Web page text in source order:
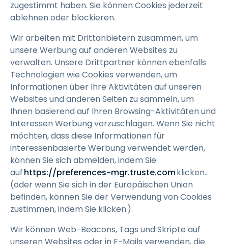
zugestimmt haben. Sie können Cookies jederzeit
ablehnen oder blockieren.
Wir arbeiten mit Drittanbietern zusammen, um
unsere Werbung auf anderen Websites zu
verwalten. Unsere Drittpartner können ebenfalls
Technologien wie Cookies verwenden, um
Informationen über Ihre Aktivitäten auf unseren
Websites und anderen Seiten zu sammeln, um
Ihnen basierend auf Ihren Browsing-Aktivitäten und
Interessen Werbung vorzuschlagen. Wenn Sie nicht
möchten, dass diese Informationen für
interessenbasierte Werbung verwendet werden,
können Sie sich abmelden, indem Sie
aufhttps://preferences-mgr.truste.comklicken..
(oder wenn Sie sich in der Europäischen Union
befinden, können Sie der Verwendung von Cookies
zustimmen, indem Sie klicken ).
Wir können Web-Beacons, Tags und Skripte auf